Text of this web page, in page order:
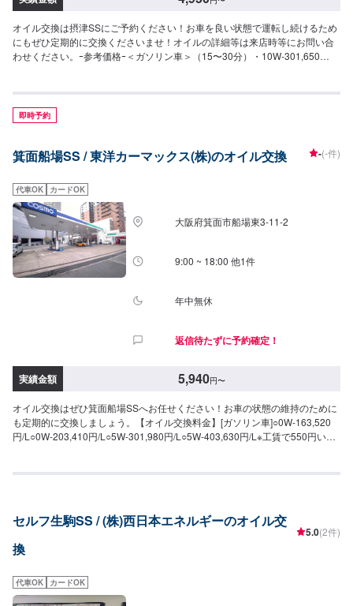
オイル交換は摂津SSにご予約ください！お車を良い状態で運転し続けるため
にもぜひ定期的に交換くださいませ！オイルの詳細等は来店時等にお問い合
わせください。ｰ参考価格ｰ＜ガソリン車＞（15〜30分）・10W-301,650
即時予約
箕面船場SS / 東洋カーマックス(株)のオイル交換 -(-件)
代車OK カードOK
大阪府箕面市船場東3-11-2
9:00 ~ 18:00 他1件
年中無休
返信待たずに予約確定！
実績金額 5,940円〜
オイル交換はぜひ箕面船場SSへお任せください！お車の状態の維持のために
も定期的に交換しましょう。【オイル交換料金】[ガソリン車]○0W-163,520
円/L○0W-203,410円/L○5W-301,980円/L○5W-403,630円/L※工賃で550円いた
す。
セルフ生駒SS / (株)西日本エネルギーのオイル交
換
5.0(2件)
代車OK カードOK